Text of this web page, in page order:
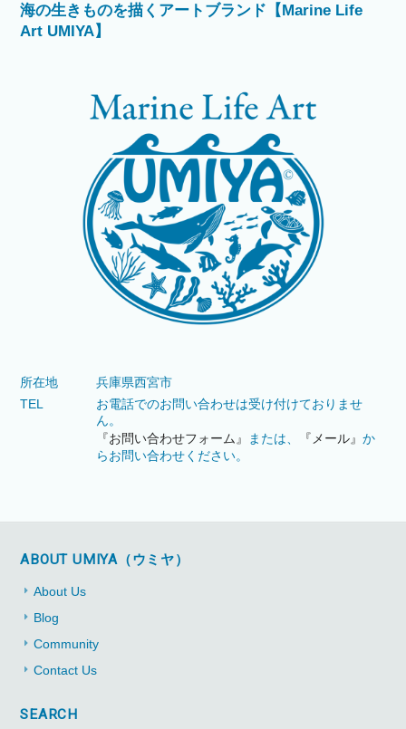
海の生きものを描くアートブランド【Marine Life
Art UMIYA】
所在地
兵庫県西宮市
TEL
お電話でのお問い合わせは受け付けておりませ
ん。
『お問い合わせフォーム』
または、 『メール』か
らお問い合わせください。
ABOUT UMIYA（ウミヤ）
About Us
Blog
Community
Contact Us
SEARCH